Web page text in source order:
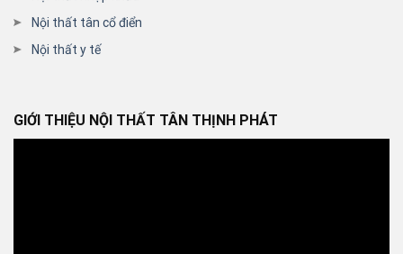
Nội thất tân cổ điển
Nội thất y tế
GIỚI THIỆU NỘI THẤT TÂN THỊNH PHÁT